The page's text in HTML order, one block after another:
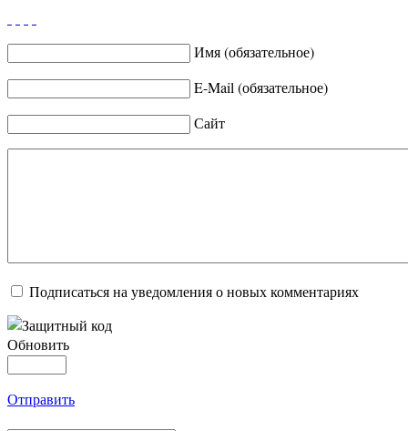
Имя (обязательное)
E-Mail (обязательное)
Сайт
Подписаться на уведомления о новых комментариях
Обновить
Отправить